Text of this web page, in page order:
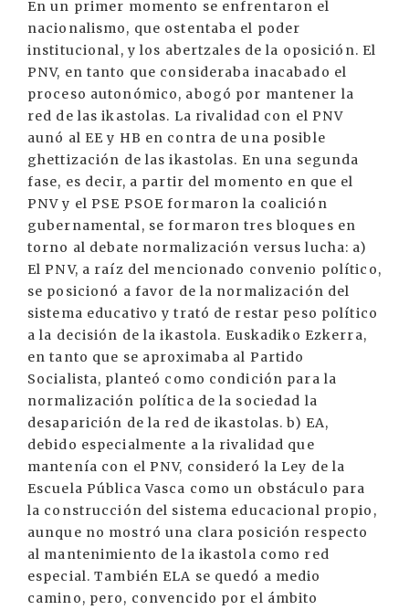
En un primer momento se enfrentaron el
nacionalismo, que ostentaba el poder
institucional, y los abertzales de la oposición. El
PNV, en tanto que consideraba inacabado el
proceso autonómico, abogó por mantener la
red de las ikastolas. La rivalidad con el PNV
aunó al EE y HB en contra de una posible
ghettización de las ikastolas. En una segunda
fase, es decir, a partir del momento en que el
PNV y el PSE PSOE formaron la coalición
gubernamental, se formaron tres bloques en
torno al debate normalización versus lucha: a)
El PNV, a raíz del mencionado convenio político,
se posicionó a favor de la normalización del
sistema educativo y trató de restar peso político
a la decisión de la ikastola. Euskadiko Ezkerra,
en tanto que se aproximaba al Partido
Socialista, planteó como condición para la
normalización política de la sociedad la
desaparición de la red de ikastolas. b) EA,
debido especialmente a la rivalidad que
mantenía con el PNV, consideró la Ley de la
Escuela Pública Vasca como un obstáculo para
la construcción del sistema educacional propio,
aunque no mostró una clara posición respecto
al mantenimiento de la ikastola como red
especial. También ELA se quedó a medio
camino, pero, convencido por el ámbito